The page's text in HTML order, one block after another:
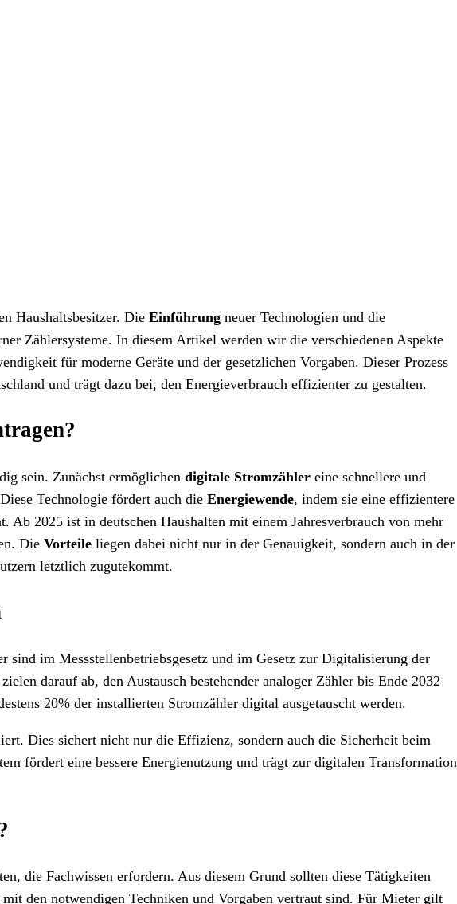
Haushaltsbesitzer. Die Einführung neuer Technologien und die
Zählersysteme. In diesem Artikel werden wir die verschiedenen Aspekte
für moderne Geräte und der gesetzlichen Vorgaben. Dieser Prozess
und trägt dazu bei, den Energieverbrauch effizienter zu gestalten.
sein. Zunächst ermöglichen digitale Stromzähler eine schnellere und
Technologie fördert auch die Energiewende, indem sie eine effizientere
Ab 2025 ist in deutschen Haushalten mit einem Jahresverbrauch von mehr
Die Vorteile liegen dabei nicht nur in der Genauigkeit, sondern auch in der
letztlich zugutekommt.
sind im Messstellenbetriebsgesetz und im Gesetz zur Digitalisierung der
zielen darauf ab, den Austausch bestehender analoger Zähler bis Ende 2032
20% der installierten Stromzähler digital ausgetauscht werden.
Dies sichert nicht nur die Effizienz, sondern auch die Sicherheit beim
fördert eine bessere Energienutzung und trägt zur digitalen Transformation
die Fachwissen erfordern. Aus diesem Grund sollten diese Tätigkeiten
den notwendigen Techniken und Vorgaben vertraut sind. Für Mieter gilt